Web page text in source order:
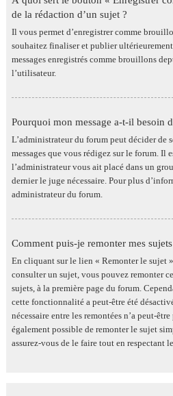
de la rédaction d’un sujet ?
Il vous permet d’enregistrer comme
souhaitez finaliser et publier
messages enregistrés comme brouillons
l’utilisateur.
Pourquoi mon message a-t-il besoin
L’administrateur du forum peut décider de
messages que vous rédigez sur le forum. Il
l’administrateur vous ait placé dans un
dernier le juge nécessaire. Pour plus
administrateur du forum.
Comment puis-je remonter mes sujets
En cliquant sur le lien « Remonter le sujet
consulter un sujet, vous pouvez remonter
sujets, à la première page du forum.
cette fonctionnalité a peut-être été
nécessaire entre les remontées n’a peut-
également possible de remonter le sujet
assurez-vous de le faire tout en respectant